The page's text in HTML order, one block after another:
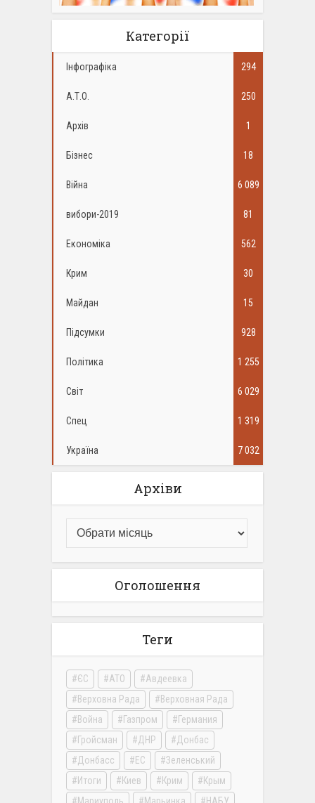
Категорії
Інфографіка 294
А.Т.О. 250
Архів 1
Бізнес 18
Війна 6 089
вибори-2019 81
Економіка 562
Крим 30
Майдан 15
Підсумки 928
Політика 1 255
Світ 6 029
Спец 1 319
Україна 7 032
Архіви
Оголошення
Теги
ЄС АТО
Авдеевка
Верховна Рада
Верховная Рада
Война
Газпром
Германия
Гройсман
ДНР
Донбас
Донбасс
ЕС
Зеленський
Итоги
Киев Крим
Крым